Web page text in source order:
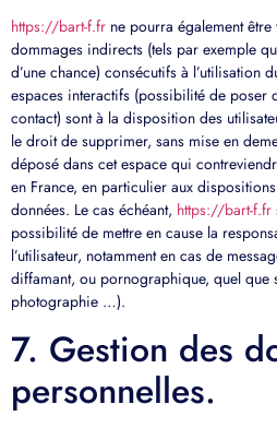
https://bart-f.fr ne pourra également
dommages indirects (tels par exemple
d’une chance) consécutifs à l’utilisation
espaces interactifs (possibilité de poser
contact) sont à la disposition des
le droit de supprimer, sans mise en
déposé dans cet espace qui
en France, en particulier aux
données. Le cas échéant, https://bart-f.fr
possibilité de mettre en cause la
l’utilisateur, notamment en cas de
diffamant, ou pornographique, quel que
photographie …).
7. Gestion des
personnelles.